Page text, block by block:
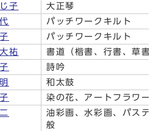
子
大正琴
パッチワークキルト
パッチワークキルト
祐
書道（楷書、行書、草
詩吟
和太鼓
染の花、アートフラワー
油彩画、水彩画、パステ
般